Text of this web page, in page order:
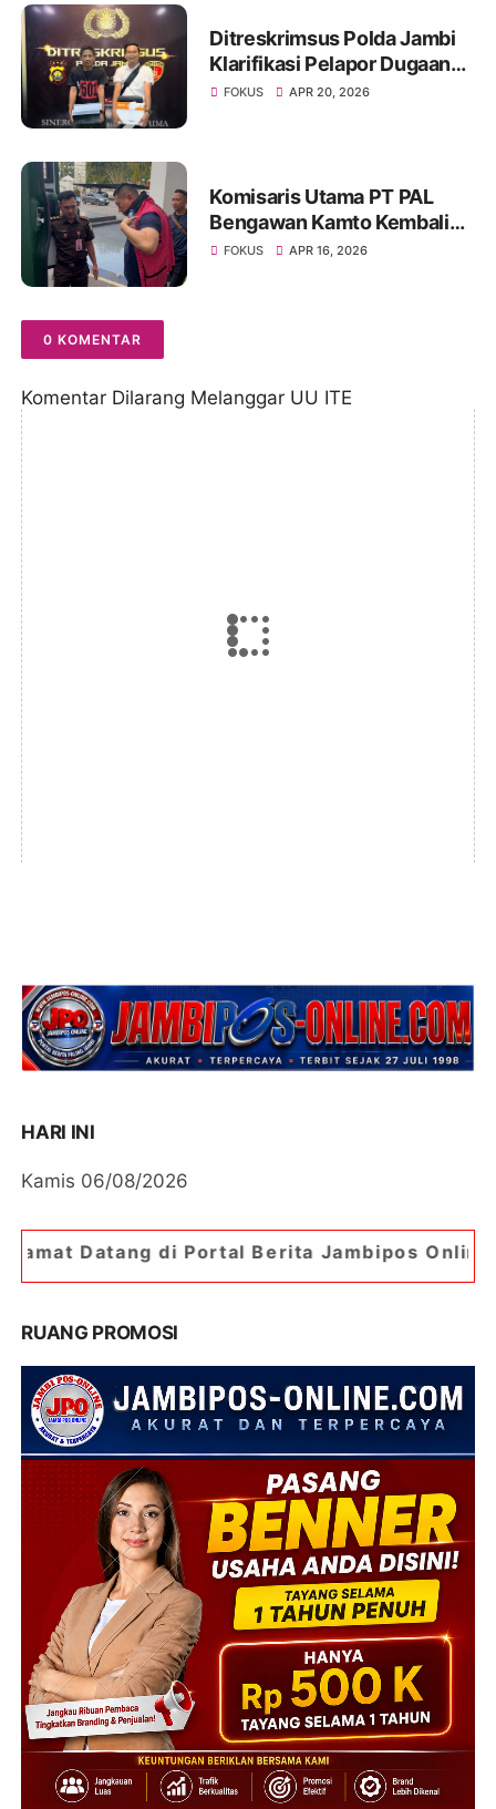
Ditreskrimsus Polda Jambi
Klarifikasi Pelapor Dugaan
Korupsi Proyek IT Bank 9
FOKUS APR 20, 2026
Komisaris Utama PT PAL
Bengawan Kamto Kembali
Ditahan, Status Berubah dari
FOKUS APR 16, 2026
0 KOMENTAR
Komentar Dilarang Melanggar UU ITE
HARI INI
Kamis 06/08/2026
Portal Berita Jambipos Online. Portal Berita
RUANG PROMOSI